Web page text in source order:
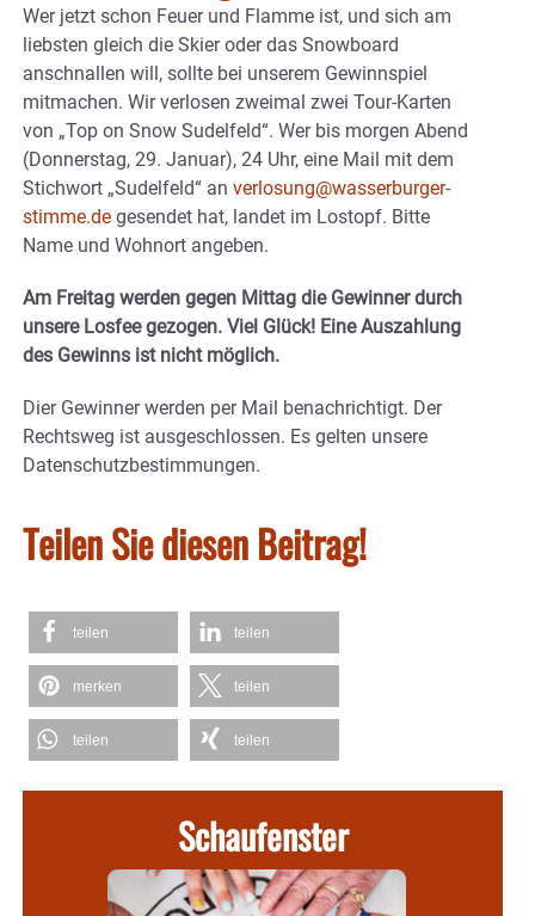
Wer jetzt schon Feuer und Flamme ist, und sich am
liebsten gleich die Skier oder das Snowboard
anschnallen will, sollte bei unserem Gewinnspiel
mitmachen. Wir verlosen zweimal zwei Tour-Karten
von „Top on Snow Sudelfeld“. Wer bis morgen Abend
(Donnerstag, 29. Januar), 24 Uhr, eine Mail mit dem
Stichwort „Sudelfeld“ an verlosung@wasserburger-
stimme.de gesendet hat, landet im Lostopf. Bitte
Name und Wohnort angeben.
Am Freitag werden gegen Mittag die Gewinner durch
unsere Losfee gezogen. Viel Glück! Eine Auszahlung
des Gewinns ist nicht möglich.
Dier Gewinner werden per Mail benachrichtigt. Der
Rechtsweg ist ausgeschlossen. Es gelten unsere
Datenschutzbestimmungen.
Teilen Sie diesen Beitrag!
teilen teilen
merken teilen
teilen teilen
Schaufenster